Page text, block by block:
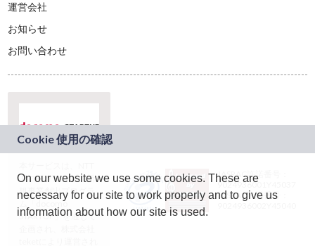
運営会社
お知らせ
お問い合わせ
ドコモグループの新
規事業創出プログラ
ム「docomo
STARTUP」を通じて
JASRAC許諾番号：
9024936001Y45037
JASRAC許諾番号：
On our website we use some cookies. These are
necessary for our site to work properly and to give us
information about how our site is used.